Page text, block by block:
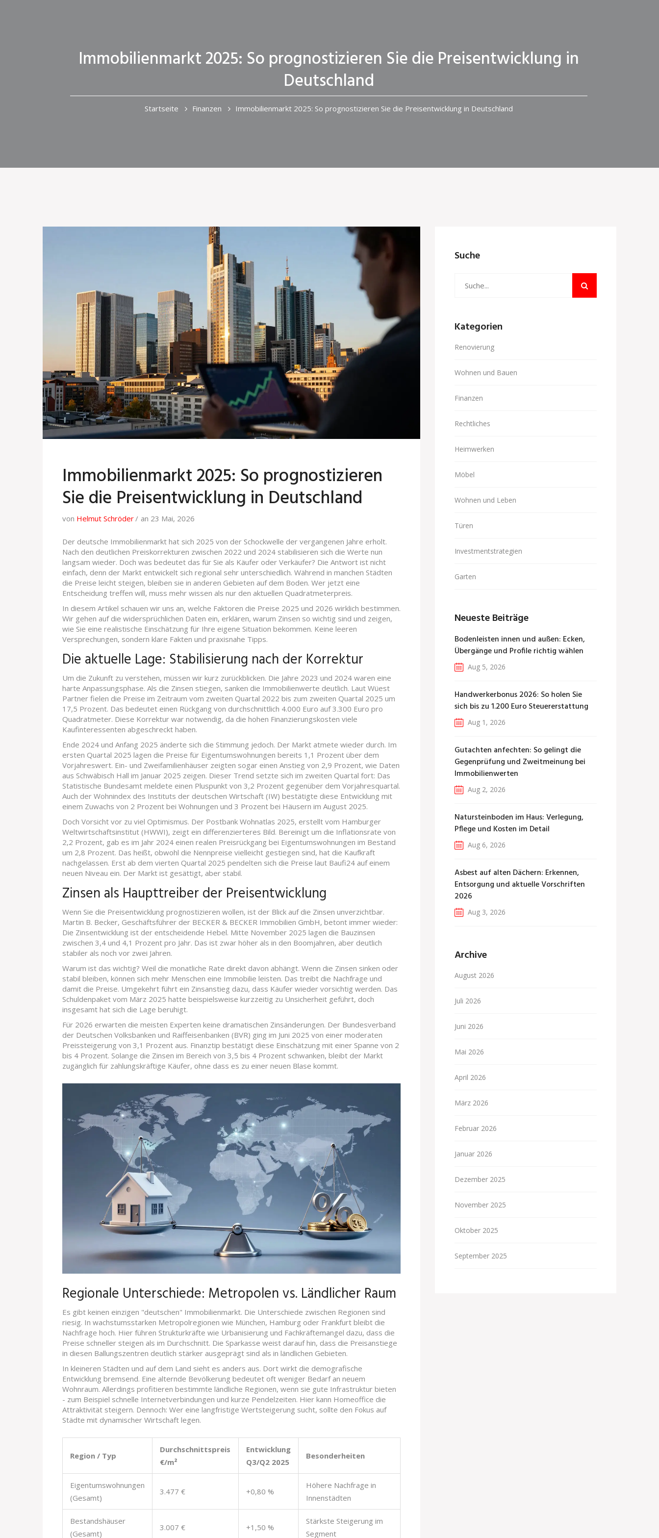
Immobilienmarkt 2025: So prognostizieren Sie die Preisentwicklung in
Deutschland
Startseite Finanzen Immobilienmarkt 2025: So prognostizieren Sie die Preisentwicklung in Deutschland
Immobilienmarkt 2025: So prognostizieren
Sie die Preisentwicklung in Deutschland
von Helmut Schröder an 23 Mai, 2026
Der deutsche Immobilienmarkt hat sich 2025 von der Schockwelle der vergangenen Jahre erholt.
Nach den deutlichen Preiskorrekturen zwischen 2022 und 2024 stabilisieren sich die Werte nun
langsam wieder. Doch was bedeutet das für Sie als Käufer oder Verkäufer? Die Antwort ist nicht
einfach, denn der Markt entwickelt sich regional sehr unterschiedlich. Während in manchen Städten
die Preise leicht steigen, bleiben sie in anderen Gebieten auf dem Boden. Wer jetzt eine
Entscheidung treffen will, muss mehr wissen als nur den aktuellen Quadratmeterpreis.
In diesem Artikel schauen wir uns an, welche Faktoren die Preise 2025 und 2026 wirklich bestimmen.
Wir gehen auf die widersprüchlichen Daten ein, erklären, warum Zinsen so wichtig sind und zeigen,
wie Sie eine realistische Einschätzung für Ihre eigene Situation bekommen. Keine leeren
Versprechungen, sondern klare Fakten und praxisnahe Tipps.
Die aktuelle Lage: Stabilisierung nach der Korrektur
Um die Zukunft zu verstehen, müssen wir kurz zurückblicken. Die Jahre 2023 und 2024 waren eine
harte Anpassungsphase. Als die Zinsen stiegen, sanken die Immobilienwerte deutlich. Laut Wüest
Partner fielen die Preise im Zeitraum vom zweiten Quartal 2022 bis zum zweiten Quartal 2025 um
17,5 Prozent. Das bedeutet einen Rückgang von durchschnittlich 4.000 Euro auf 3.300 Euro pro
Quadratmeter. Diese Korrektur war notwendig, da die hohen Finanzierungskosten viele
Kaufinteressenten abgeschreckt haben.
Ende 2024 und Anfang 2025 änderte sich die Stimmung jedoch. Der Markt atmete wieder durch. Im
ersten Quartal 2025 lagen die Preise für Eigentumswohnungen bereits 1,1 Prozent über dem
Vorjahreswert. Ein- und Zweifamilienhäuser zeigten sogar einen Anstieg von 2,9 Prozent, wie Daten
aus Schwäbisch Hall im Januar 2025 zeigen. Dieser Trend setzte sich im zweiten Quartal fort: Das
Statistische Bundesamt meldete einen Pluspunkt von 3,2 Prozent gegenüber dem Vorjahresquartal.
Auch der Wohnindex des Instituts der deutschen Wirtschaft (IW) bestätigte diese Entwicklung mit
einem Zuwachs von 2 Prozent bei Wohnungen und 3 Prozent bei Häusern im August 2025.
Doch Vorsicht vor zu viel Optimismus. Der Postbank Wohnatlas 2025, erstellt vom Hamburger
Weltwirtschaftsinstitut (HWWI), zeigt ein differenzierteres Bild. Bereinigt um die Inflationsrate von
2,2 Prozent, gab es im Jahr 2024 einen realen Preisrückgang bei Eigentumswohnungen im Bestand
um 2,8 Prozent. Das heißt, obwohl die Nennpreise vielleicht gestiegen sind, hat die Kaufkraft
nachgelassen. Erst ab dem vierten Quartal 2025 pendelten sich die Preise laut Baufi24 auf einem
neuen Niveau ein. Der Markt ist gesättigt, aber stabil.
Zinsen als Haupttreiber der Preisentwicklung
Wenn Sie die Preisentwicklung prognostizieren wollen, ist der Blick auf die Zinsen unverzichtbar.
Martin B. Becker, Geschäftsführer der BECKER & BECKER Immobilien GmbH, betont immer wieder:
Die Zinsentwicklung ist der entscheidende Hebel. Mitte November 2025 lagen die Bauzinsen
zwischen 3,4 und 4,1 Prozent pro Jahr. Das ist zwar höher als in den Boomjahren, aber deutlich
stabiler als noch vor zwei Jahren.
Warum ist das wichtig? Weil die monatliche Rate direkt davon abhängt. Wenn die Zinsen sinken oder
stabil bleiben, können sich mehr Menschen eine Immobilie leisten. Das treibt die Nachfrage und
damit die Preise. Umgekehrt führt ein Zinsanstieg dazu, dass Käufer wieder vorsichtig werden. Das
Schuldenpaket vom März 2025 hatte beispielsweise kurzzeitig zu Unsicherheit geführt, doch
insgesamt hat sich die Lage beruhigt.
Für 2026 erwarten die meisten Experten keine dramatischen Zinsänderungen. Der Bundesverband
der Deutschen Volksbanken und Raiffeisenbanken (BVR) ging im Juni 2025 von einer moderaten
Preissteigerung von 3,1 Prozent aus. Finanztip bestätigt diese Einschätzung mit einer Spanne von 2
bis 4 Prozent. Solange die Zinsen im Bereich von 3,5 bis 4 Prozent schwanken, bleibt der Markt
zugänglich für zahlungskräftige Käufer, ohne dass es zu einer neuen Blase kommt.
Regionale Unterschiede: Metropolen vs. Ländlicher Raum
Es gibt keinen einzigen "deutschen" Immobilienmarkt. Die Unterschiede zwischen Regionen sind
riesig. In wachstumsstarken Metropolregionen wie München, Hamburg oder Frankfurt bleibt die
Nachfrage hoch. Hier führen Strukturkräfte wie Urbanisierung und Fachkräftemangel dazu, dass die
Preise schneller steigen als im Durchschnitt. Die Sparkasse weist darauf hin, dass die Preisanstiege
in diesen Ballungszentren deutlich stärker ausgeprägt sind als in ländlichen Gebieten.
In kleineren Städten und auf dem Land sieht es anders aus. Dort wirkt die demografische
Entwicklung bremsend. Eine alternde Bevölkerung bedeutet oft weniger Bedarf an neuem
Wohnraum. Allerdings profitieren bestimmte ländliche Regionen, wenn sie gute Infrastruktur bieten
- zum Beispiel schnelle Internetverbindungen und kurze Pendelzeiten. Hier kann Homeoffice die
Attraktivität steigern. Dennoch: Wer eine langfristige Wertsteigerung sucht, sollte den Fokus auf
Städte mit dynamischer Wirtschaft legen.
Region / Typ
Durchschnittspreis
€/m²
Entwicklung
Q3/Q2 2025
Besonderheiten
Eigentumswohnungen
(Gesamt)
3.477 € +0,80 %
Höhere Nachfrage in
Innenstädten
Bestandshäuser
(Gesamt)
3.007 € +1,50 %
Stärkste Steigerung im
Segment
Suche
Kategorien
Renovierung
Wohnen und Bauen
Finanzen
Rechtliches
Heimwerken
Möbel
Wohnen und Leben
Türen
Investmentstrategien
Garten
Neueste Beiträge
Bodenleisten innen und außen: Ecken,
Übergänge und Profile richtig wählen
Aug 5, 2026
Handwerkerbonus 2026: So holen Sie
sich bis zu 1.200 Euro Steuererstattung
Aug 1, 2026
Gutachten anfechten: So gelingt die
Gegenprüfung und Zweitmeinung bei
Immobilienwerten
Aug 2, 2026
Natursteinboden im Haus: Verlegung,
Pflege und Kosten im Detail
Aug 6, 2026
Asbest auf alten Dächern: Erkennen,
Entsorgung und aktuelle Vorschriften
2026
Aug 3, 2026
Archive
August 2026
Juli 2026
Juni 2026
Mai 2026
April 2026
März 2026
Februar 2026
Januar 2026
Dezember 2025
November 2025
Oktober 2025
September 2025